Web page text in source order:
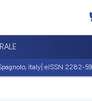
Italy| eISSN 2282-